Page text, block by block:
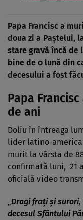
Papa Francisc a
doua zi a Paștelui,
stare gravă încă
bine de o lună din
decesului a fost
Papa
de ani
Doliu în întreaga
lider latino-
murit la vârsta de
confirmată luni, 21
oficială video
Dragi frați și
decesul Sfântului